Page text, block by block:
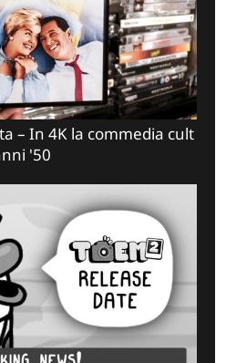
– In 4K la commedia cult
'50